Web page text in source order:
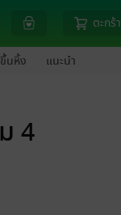
ตะกร้า
นหิ้ง แนะนำ
4